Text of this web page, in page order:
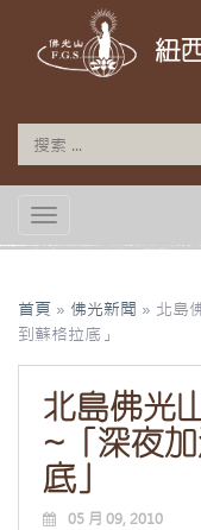
紐
TOGGLE
首頁 » 佛光新聞 » 北島
到蘇格拉底」
北島佛光
~「深夜
底」
05 月 09, 2010